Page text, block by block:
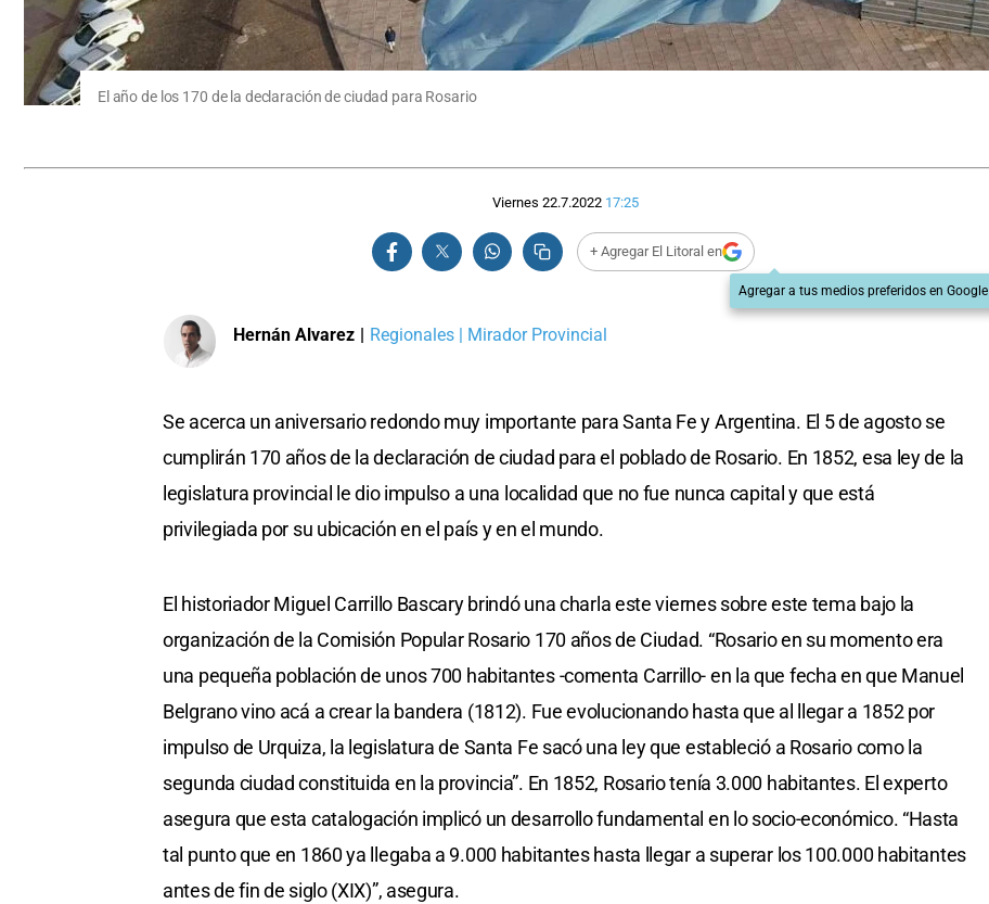
El año de los 170 de la declaración de ciudad para Rosario
Viernes 22.7.2022 17:25
+ Agregar El Litoral en
Agregar a tus medios preferidos en Google
Hernán Alvarez Regionales | Mirador Provincial
Se acerca un aniversario redondo muy importante para Santa Fe y Argentina. El 5 de agosto se
cumplirán 170 años de la declaración de ciudad para el poblado de Rosario. En 1852, esa ley de la
legislatura provincial le dio impulso a una localidad que no fue nunca capital y que está
privilegiada por su ubicación en el país y en el mundo.
El historiador Miguel Carrillo Bascary brindó una charla este viernes sobre este tema bajo la
organización de la Comisión Popular Rosario 170 años de Ciudad. “Rosario en su momento era
una pequeña población de unos 700 habitantes -comenta Carrillo- en la que fecha en que Manuel
Belgrano vino acá a crear la bandera (1812). Fue evolucionando hasta que al llegar a 1852 por
impulso de Urquiza, la legislatura de Santa Fe sacó una ley que estableció a Rosario como la
segunda ciudad constituida en la provincia”. En 1852, Rosario tenía 3.000 habitantes. El experto
asegura que esta catalogación implicó un desarrollo fundamental en lo socio-económico. “Hasta
tal punto que en 1860 ya llegaba a 9.000 habitantes hasta llegar a superar los 100.000 habitantes
antes de fin de siglo (XIX)”, asegura.